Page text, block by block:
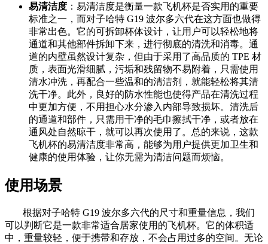
易清洁度 ：易清洁度是衡量一款飞机杯是否实用的重要
标准之一，而对子哈特 G19 波尔多六代在这方面也做得
非常出色。它的可拆卸杯体设计，让用户可以轻松地将
通道和其他部件拆卸下来，进行彻底的清洗和消毒。通
道的内壁虽然设计复杂，但由于采用了高品质的 TPE 材
质，表面光滑细腻，污垢和残留物不易附着，只需使用
清水冲洗，再配合一些温和的清洁剂，就能轻松将其清
洗干净。此外，良好的防水性能也使得产品在清洗过程
中更加方便，不用担心水分渗入内部导致损坏。清洗后
的通道和部件，只需用干净的毛巾擦拭干净，或者放在
通风处自然晾干，就可以再次使用了。总的来说，这款
飞机杯的易清洁度非常高，能够为用户提供更加卫生和
健康的使用体验，让你无需为清洁问题而烦恼。
使用场景
根据对子哈特 G19 波尔多六代的尺寸和重量信息，我们
可以判断它是一款非常适合居家使用的飞机杯。它的体积适
中，重量较轻，便于携带和存放，不会占用过多的空间。无论